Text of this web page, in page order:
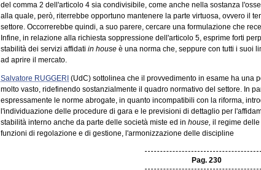
del comma 2 dell'articolo 4 sia condivisibile, come anche nella sostanza
alla quale, però, riterrebbe opportuno mantenere la parte virtuosa, ovvero il
settore. Occorrerebbe quindi, a suo parere, cercare una formulazione che
Infine, in relazione alla richiesta soppressione dell'articolo 5, esprime forti
stabilità dei servizi affidati in house è una norma che, seppure con tutti i suoi
ad aprire il mercato.
Salvatore RUGGERI (UdC) sottolinea che il provvedimento in esame ha una
molto vasto, ridefinendo sostanzialmente il quadro normativo del settore. In
espressamente le norme abrogate, in quanto incompatibili con la riforma,
l'individuazione delle procedure di gara e le previsioni di dettaglio per
stabilità interno anche da parte delle società miste ed in house, il regime
funzioni di regolazione e di gestione, l'armonizzazione delle discipline
Pag. 230